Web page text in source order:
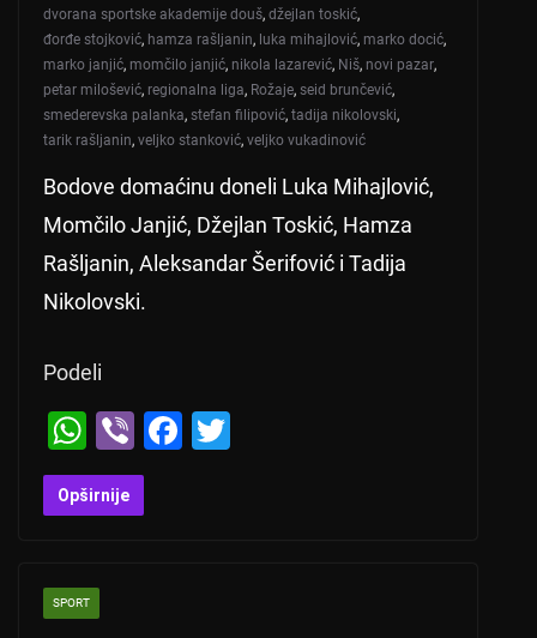
dvorana sportske akademije douš, džejlan toskić,
đorđe stojković, hamza rašljanin, luka mihajlović, marko docić,
marko janjić, momčilo janjić, nikola lazarević, Niš, novi pazar,
petar milošević, regionalna liga, Rožaje, seid brunčević,
smederevska palanka, stefan filipović, tadija nikolovski,
tarik rašljanin, veljko stanković, veljko vukadinović
Bodove domaćinu doneli Luka Mihajlović,
Momčilo Janjić, Džejlan Toskić, Hamza
Rašljanin, Aleksandar Šerifović i Tadija
Nikolovski.
Podeli
W
h
at
A
p
Vi
b
er
F
Opširnije
SPORT